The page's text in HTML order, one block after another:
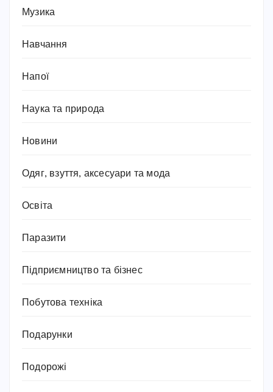
Музика
Навчання
Напої
Наука та природа
Новини
Одяг, взуття, аксесуари та мода
Освіта
Паразити
Підприємництво та бізнес
Побутова техніка
Подарунки
Подорожі